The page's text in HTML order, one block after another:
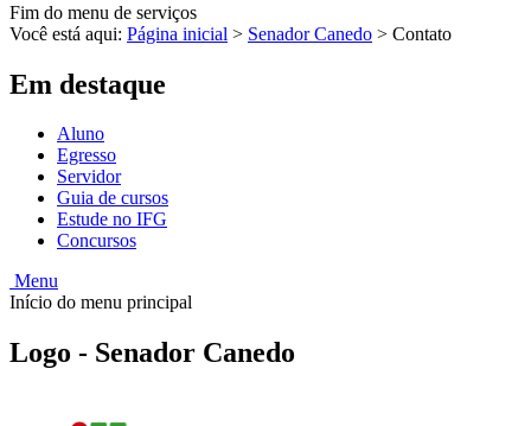
Fim do menu de serviços
Você está aqui: Página inicial > Senador Canedo > Contato
Em destaque
Aluno
Egresso
Servidor
Guia de cursos
Estude no IFG
Concursos
Menu
Início do menu principal
Logo - Senador Canedo